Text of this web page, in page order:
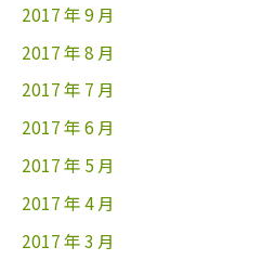
2017 年 9 月
2017 年 8 月
2017 年 7 月
2017 年 6 月
2017 年 5 月
2017 年 4 月
2017 年 3 月